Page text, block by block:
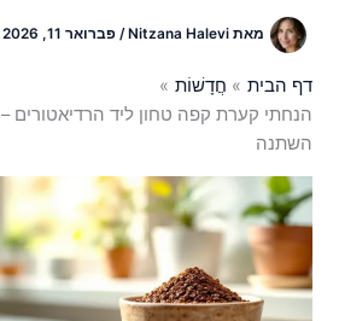
מאתNitzana Halevi
/פברואר 11, 2026
דף הבית
חֲדָשׁוֹת
הנחתי קערת קפה טחון ליד הרדיאטורים –
השתנה